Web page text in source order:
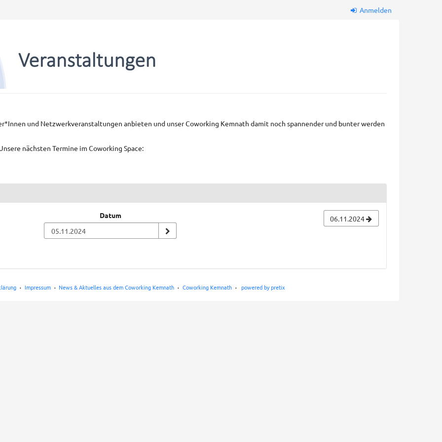
Anmelden
und Netzwerkveranstaltungen anbieten und unser Coworking Kemnath damit noch spannender und bunter werden
nächsten Termine im Coworking Space:
Datum 06.11.2024
Impressum News & Aktuelles aus dem Coworking Kemnath Coworking Kemnath powered by pretix